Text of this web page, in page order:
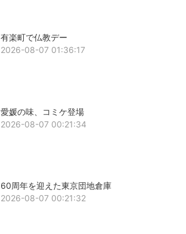
有楽町で仏教デー
2026-08-07 01:36:17
愛媛の味、コミケ登場
2026-08-07 00:21:34
60周年を迎えた東京団地倉庫
2026-08-07 00:21:32